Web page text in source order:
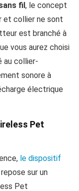
fil, le concept
et collier ne sont
est branché à
vous aurez choisi
au collier-
sonore à
électrique
Pet
le dispositif
sur un
Pet